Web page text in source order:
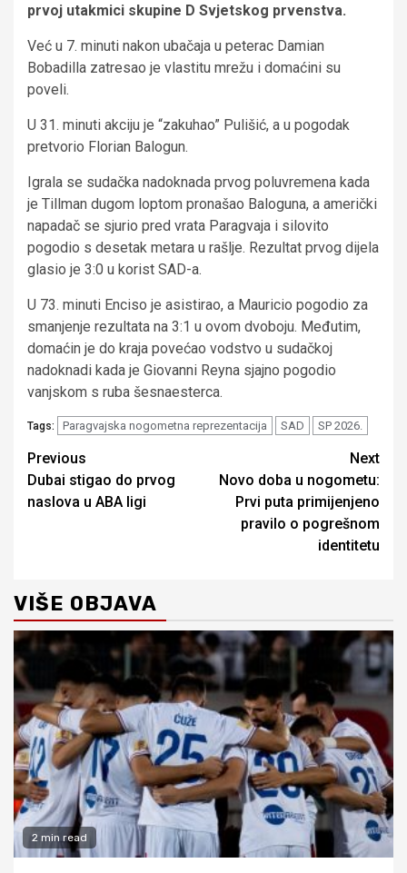
prvoj utakmici skupine D Svjetskog prvenstva.
Već u 7. minuti nakon ubačaja u peterac Damian
Bobadilla zatresao je vlastitu mrežu i domaćini su
poveli.
U 31. minuti akciju je “zakuhao” Pulišić, a u pogodak
pretvorio Florian Balogun.
Igrala se sudačka nadoknada prvog poluvremena kada
je Tillman dugom loptom pronašao Baloguna, a američki
napadač se sjurio pred vrata Paragvaja i silovito
pogodio s desetak metara u rašlje. Rezultat prvog dijela
glasio je 3:0 u korist SAD-a.
U 73. minuti Enciso je asistirao, a Mauricio pogodio za
smanjenje rezultata na 3:1 u ovom dvoboju. Međutim,
domaćin je do kraja povećao vodstvo u sudačkoj
nadoknadi kada je Giovanni Reyna sjajno pogodio
vanjskom s ruba šesnaesterca.
Tags: Paragvajska nogometna reprezentacija SAD SP 2026.
Continue
Reading
Previous
Dubai stigao do prvog
naslova u ABA ligi
Next
Novo doba u nogometu:
Prvi puta primijenjeno
pravilo o pogrešnom
identitetu
VIŠE OBJAVA
2 min read